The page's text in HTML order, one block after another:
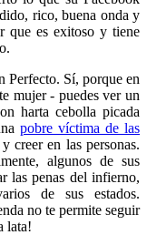
rico, buena onda y
que es exitoso y tiene
Perfecto. Sí, porque en
mujer - puedes ver un
harta cebolla picada
pobre víctima de las
creer en las personas.
algunos de sus
las penas del infierno,
de sus estados.
no te permite seguir
lata!